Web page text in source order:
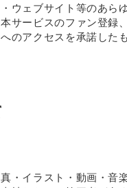
ウェブサイト等のあら
サービスのファン登
のアクセスを承諾した
・イラスト・動画・音